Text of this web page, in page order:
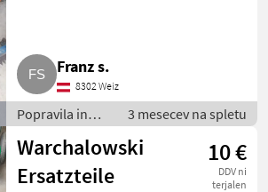
Franz s.
8302 Weiz
Popravila in
rezervni deli /
Drugi popravila
in rezervni deli
3 mesecev na spletu
Warchalowski
Ersatzteile
10 €
DDV ni
terjalen